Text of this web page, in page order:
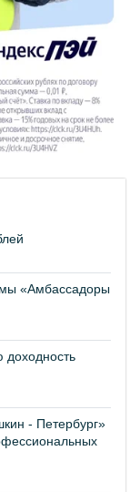
«Амбассадоры
доходность
- Петербург»